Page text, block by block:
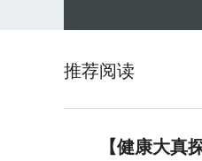
推荐阅读
【健康大真